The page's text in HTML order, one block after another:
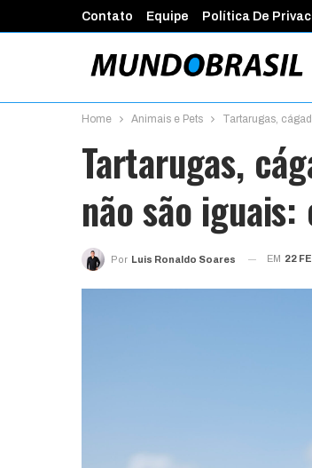
Contato Equipe Política De
Home Animais e Pets Tartarugas,
Tartarugas,
não são
Por Luis Ronaldo Soares EM 22